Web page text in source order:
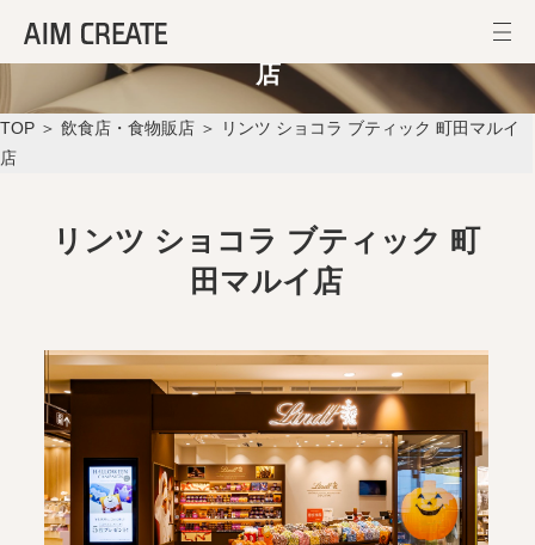
リンツ ショコラ ブティック 町田マルイ
店
TOP ＞ 飲食店・食物販店 ＞ リンツ ショコラ ブティック 町田マルイ
店
リンツ ショコラ ブティック 町
田マルイ店